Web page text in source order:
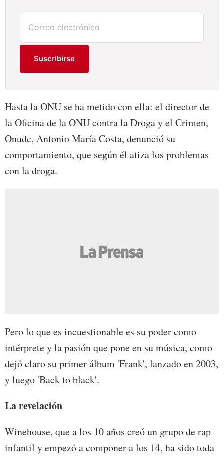
Suscribirse
Hasta la ONU se ha metido con ella: el director de
la Oficina de la ONU contra la Droga y el Crimen,
Onudc, Antonio María Costa, denunció su
comportamiento, que según él atiza los problemas
con la droga.
Pero lo que es incuestionable es su poder como
intérprete y la pasión que pone en su música, como
dejó claro su primer álbum 'Frank', lanzado en 2003,
y luego 'Back to black'.
La revelación
Winehouse, que a los 10 años creó un grupo de rap
infantil y empezó a componer a los 14, ha sido toda